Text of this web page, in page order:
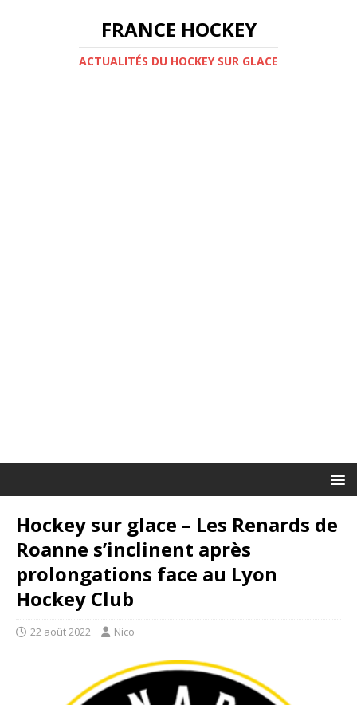
FRANCE HOCKEY
ACTUALITÉS DU HOCKEY SUR GLACE
Hockey sur glace – Les Renards de
Roanne s’inclinent après
prolongations face au Lyon
Hockey Club
22 août 2022 Nico